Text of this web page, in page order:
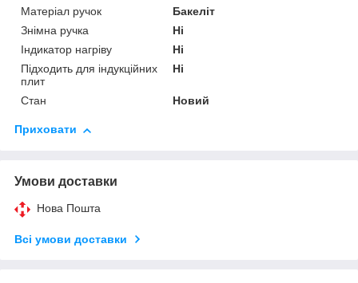
Матеріал ручок
Бакеліт
Знімна ручка
Ні
Індикатор нагріву
Ні
Підходить для індукційних
плит
Ні
Стан Новий
Приховати
Умови доставки
Нова Пошта
Всі умови доставки